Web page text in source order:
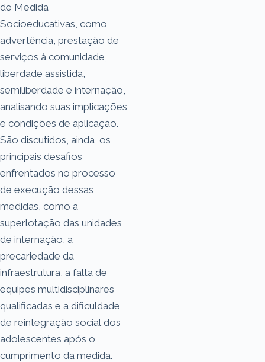
de Medida
Socioeducativas, como
advertência, prestação de
serviços à comunidade,
liberdade assistida,
semiliberdade e internação,
analisando suas implicações
e condições de aplicação.
São discutidos, ainda, os
principais desafios
enfrentados no processo
de execução dessas
medidas, como a
superlotação das unidades
de internação, a
precariedade da
infraestrutura, a falta de
equipes multidisciplinares
qualificadas e a dificuldade
de reintegração social dos
adolescentes após o
cumprimento da medida.